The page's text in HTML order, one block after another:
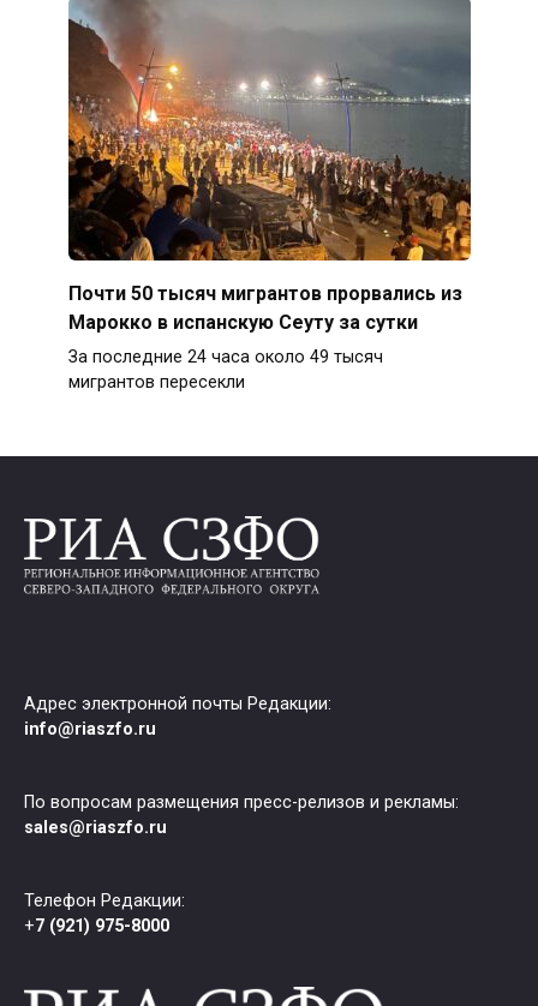
Почти 50 тысяч мигрантов прорвались из
Марокко в испанскую Сеуту за сутки
За последние 24 часа около 49 тысяч
мигрантов пересекли
Адрес электронной почты Редакции:
info@riaszfo.ru
По вопросам размещения пресс-релизов и рекламы:
sales@riaszfo.ru
Телефон Редакции:
+7 (921) 975-8000